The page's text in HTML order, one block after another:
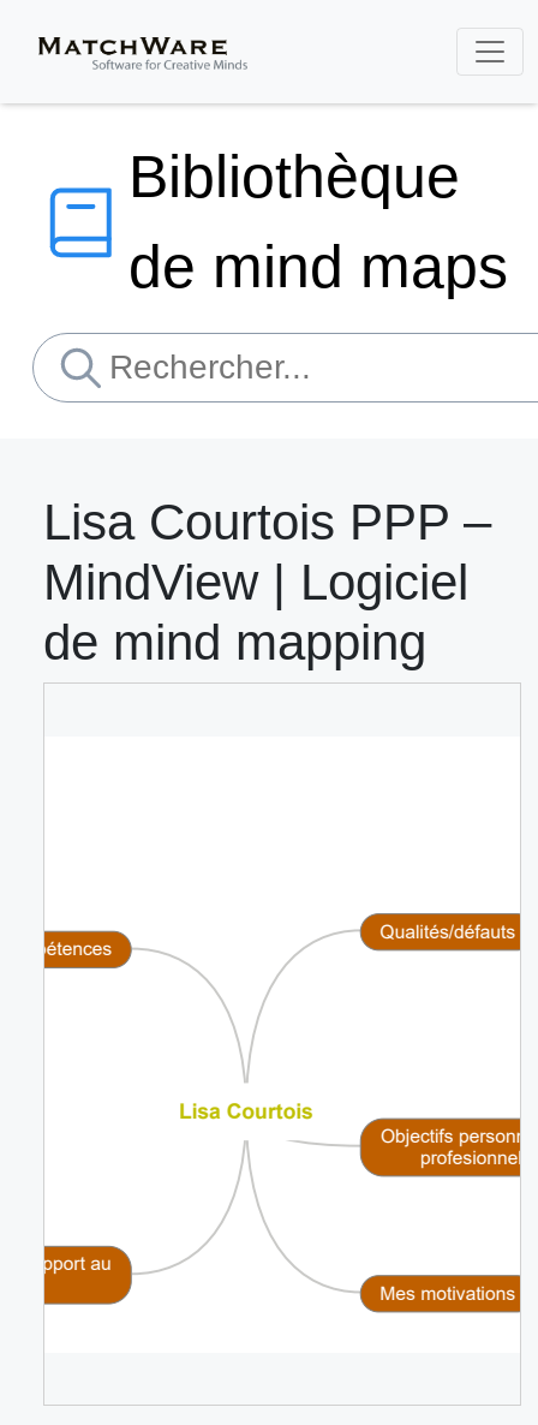
Bibliothèque
de mind maps
Lisa Courtois PPP –
MindView | Logiciel
de mind mapping